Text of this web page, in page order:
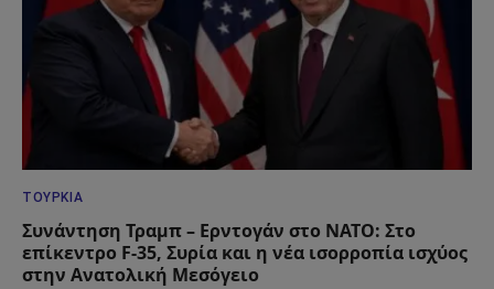
ΤΟΥΡΚΊΑ
Συνάντηση Τραμπ – Ερντογάν στο ΝΑΤΟ: Στο
επίκεντρο F-35, Συρία και η νέα ισορροπία ισχύος
στην Ανατολική Μεσόγειο